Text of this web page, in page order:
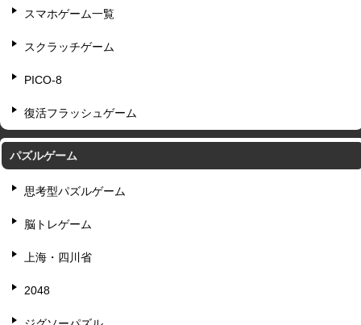
スマホゲーム一覧
スクラッチゲーム
PICO-8
復活フラッシュゲーム
パズルゲーム
思考型パズルゲーム
脳トレゲーム
上海・四川省
2048